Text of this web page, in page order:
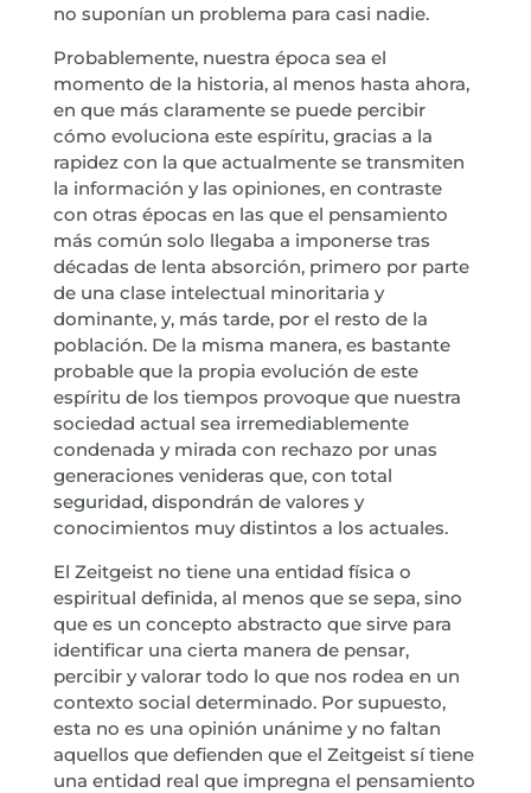
no suponían un problema para casi nadie.
Probablemente, nuestra época sea el
momento de la historia, al menos hasta ahora,
en que más claramente se puede percibir
cómo evoluciona este espíritu, gracias a la
rapidez con la que actualmente se transmiten
la información y las opiniones, en contraste
con otras épocas en las que el pensamiento
más común solo llegaba a imponerse tras
décadas de lenta absorción, primero por parte
de una clase intelectual minoritaria y
dominante, y, más tarde, por el resto de la
población. De la misma manera, es bastante
probable que la propia evolución de este
espíritu de los tiempos provoque que nuestra
sociedad actual sea irremediablemente
condenada y mirada con rechazo por unas
generaciones venideras que, con total
seguridad, dispondrán de valores y
conocimientos muy distintos a los actuales.
El Zeitgeist no tiene una entidad física o
espiritual definida, al menos que se sepa, sino
que es un concepto abstracto que sirve para
identificar una cierta manera de pensar,
percibir y valorar todo lo que nos rodea en un
contexto social determinado. Por supuesto,
esta no es una opinión unánime y no faltan
aquellos que defienden que el Zeitgeist sí tiene
una entidad real que impregna el pensamiento